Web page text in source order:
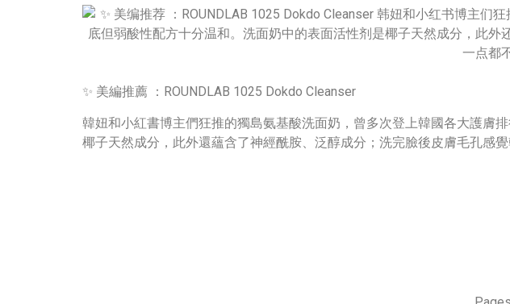
✨ 美編推薦 ：ROUNDLAB 1025 Dokdo Cleanser
韓妞和小紅書博主們狂推的獨島氨基酸洗面奶，曾多次登上韓國各大護膚
椰子天然成分，此外還蘊含了神經酰胺、泛醇成分；洗完臉後皮膚毛孔感